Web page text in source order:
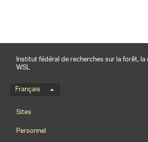
Institut fédéral de recherches sur la forêt,
WSL
Menu de langue
Français
Footernavigation
Sites
Personnel